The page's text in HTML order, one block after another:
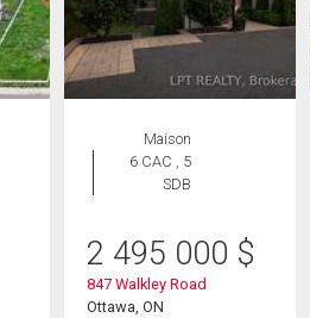
Maison
6 CAC , 5
SDB
2 495 000 $
847 Walkley Road
Ottawa, ON